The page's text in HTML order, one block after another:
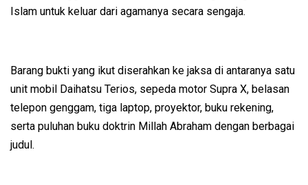
Islam untuk keluar dari agamanya secara sengaja.
Barang bukti yang ikut diserahkan ke jaksa di antaranya satu
unit mobil Daihatsu Terios, sepeda motor Supra X, belasan
telepon genggam, tiga laptop, proyektor, buku rekening,
serta puluhan buku doktrin Millah Abraham dengan berbagai
judul.